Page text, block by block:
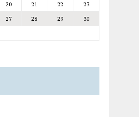
20 21 22
23
27 28 29
30